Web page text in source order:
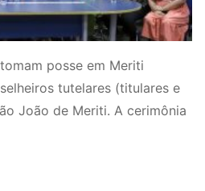
posse em Meriti
tutelares (titulares e
João de Meriti. A cerimônia